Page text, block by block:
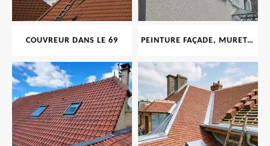
COUVREUR DANS LE 69 PEINTURE FAÇADE, MURET, TOITURE, BOISERIE, FERRONERIE, GOUTTIÈRE 69